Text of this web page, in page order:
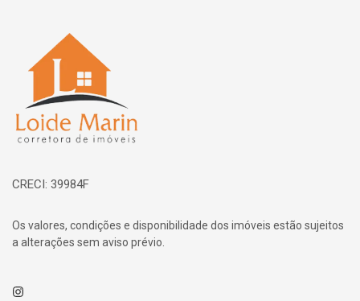
Página inicial
CRECI: 39984F
Os valores, condições e disponibilidade dos imóveis estão sujeitos
a alterações sem aviso prévio.
Instagram